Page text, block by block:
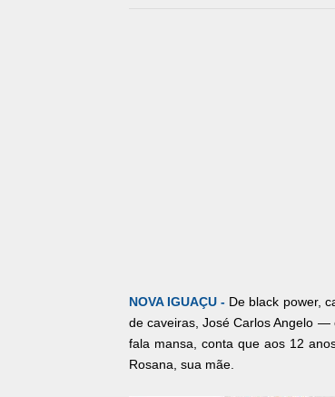
NOVA IGUAÇU - De black power,
de caveiras, José Carlos Angelo
fala mansa, conta que aos 12
Rosana, sua mãe.